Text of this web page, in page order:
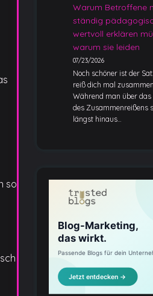
so
Warum Betroffene
ständig
wertvoll erklären
warum sie leiden
07/23/2026
Noch schöner ist der
reiß dich mal
Während man über das
des Zusammenreißens
längst hinaus…